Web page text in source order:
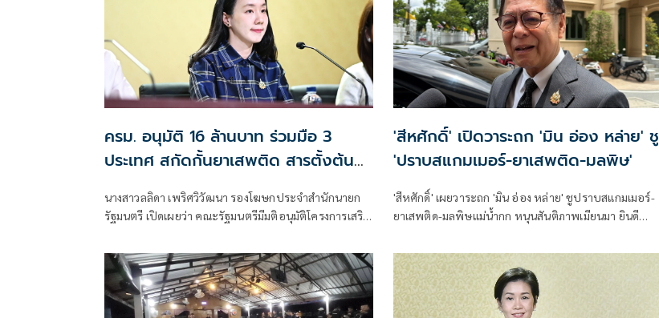
ครม. อนุมัติ 16 ล้านบาท ร่วมมือ 3
ประเทศ สกัดกั้นยาเสพติด สารตั้งต้น
นางสาวลลิดา เพริศวิวัฒนา รองโฆษกประจำสำนักนายก
รัฐมนตรี เปิดเผยว่า คณะรัฐมนตรีมีมติอนุมัติโครงการเสริม
การสกัดกั้นยาเสพติดและทำลายเครือข่ายการค้ายาเสพติด
ระหว่างประเทศ ประจำปีงบประมาณ พ.ศ. 2569 วงเงิน
รวม 16 ล้านบาท ตามที่กระทรวงยุติธรรม โดยสำนักงาน
คณะกรรมการป้องกันและปราบปรามยาเสพติด หรือ
'สีหศักดิ์' เปิดวาระถก 'มิน อ่อง หล่าย' ชู
'ปราบสแกมเมอร์-ยาเสพติด-มลพิษ'
'สีหศักดิ์' เผยวาระถก 'มิน อ่อง หล่าย' ชูปราบสแกมเมอร์-
ยาเสพติด-มลพิษแม่น้ำกก หนุนสันติภาพเมียนมา ยินดี